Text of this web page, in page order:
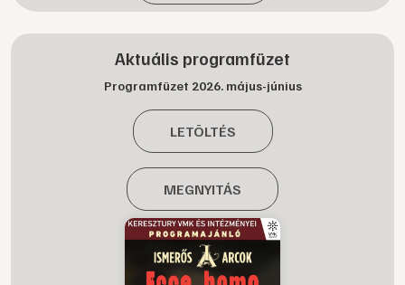
Aktuális programfüzet
Programfüzet 2026. május-június
LETÖLTÉS
MEGNYITÁS